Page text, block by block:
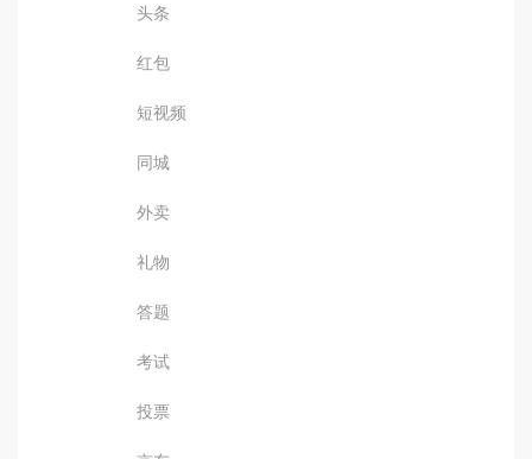
头条
红包
短视频
同城
外卖
礼物
答题
考试
投票